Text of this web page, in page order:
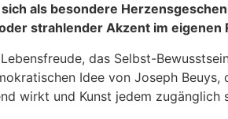
als besondere
strahlender Akzent im eigenen
das Selbst-
Idee von Joseph Beuys,
wirkt und Kunst jedem zugänglich